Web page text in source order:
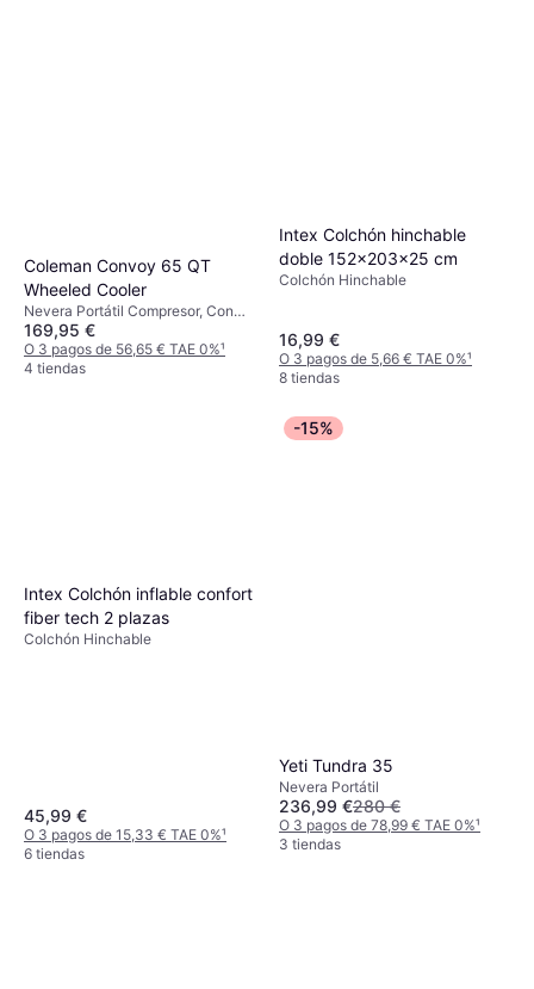
Coleman Convoy 65 QT
Wheeled Cooler
Nevera Portátil Compresor, Con
ruedas, Acero, TPU (Poliuretano
Termoplástico)
169,95 €
O 3 pagos de 56,65 € TAE 0%¹
4 tiendas
Intex Colchón hinchable
doble 152x203x25 cm
Colchón Hinchable
16,99 €
O 3 pagos de 5,66 € TAE 0%¹
8 tiendas
Intex Colchón inflable confort
fiber tech 2 plazas
Colchón Hinchable
45,99 €
O 3 pagos de 15,33 € TAE 0%¹
6 tiendas
-15%
Yeti Tundra 35
Nevera Portátil
236,99 €280 €
O 3 pagos de 78,99 € TAE 0%¹
3 tiendas